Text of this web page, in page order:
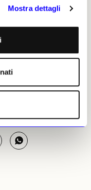
Mostra dettagli
quest’anno e
capolavori
Robert